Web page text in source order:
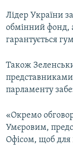
Лідер України
обмінний фонд,
гарантується
Також
представниками
парламенту
«Окремо
Умєровим,
Офісом, щоб для